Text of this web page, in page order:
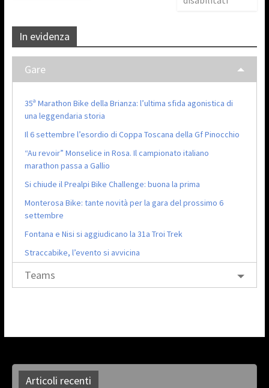
In evidenza
Gare
35ª Marathon Bike della Brianza: l’ultima sfida agonistica di
una leggendaria storia
Il 6 settembre l’esordio di Coppa Toscana della Gf Pinocchio
“Au revoir” Monselice in Rosa. Il campionato italiano
marathon passa a Gallio
Si chiude il Prealpi Bike Challenge: buona la prima
Monterosa Bike: tante novità per la gara del prossimo 6
settembre
Fontana e Nisi si aggiudicano la 31a Troi Trek
Straccabike, l’evento si avvicina
Teams
Articoli recenti